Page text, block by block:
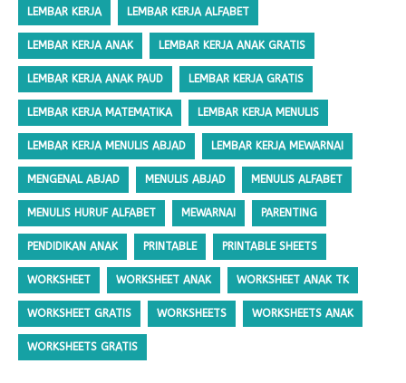
LEMBAR KERJA LEMBAR KERJA ALFABET
LEMBAR KERJA ANAK LEMBAR KERJA ANAK GRATIS
LEMBAR KERJA ANAK PAUD LEMBAR KERJA GRATIS
LEMBAR KERJA MATEMATIKA LEMBAR KERJA MENULIS
LEMBAR KERJA MENULIS ABJAD LEMBAR KERJA MEWARNAI
MENGENAL ABJAD MENULIS ABJAD MENULIS ALFABET
MENULIS HURUF ALFABET MEWARNAI PARENTING
PENDIDIKAN ANAK PRINTABLE PRINTABLE SHEETS
WORKSHEET WORKSHEET ANAK WORKSHEET ANAK TK
WORKSHEET GRATIS WORKSHEETS WORKSHEETS ANAK
WORKSHEETS GRATIS